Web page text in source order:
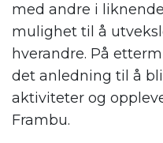
med andre i
mulighet til å
hverandre. På
det anledning til å
aktiviteter og
Frambu.